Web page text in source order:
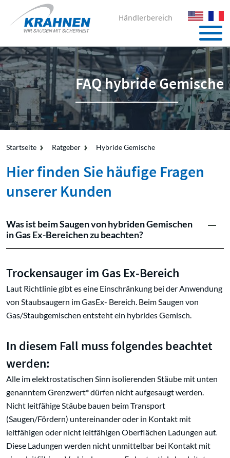
Händlerbereich
FAQ hybride Gemische
Startseite Ratgeber Hybride Gemische
Hier finden Sie häufige Fragen
unserer Kunden
Was ist beim Saugen von hybriden Gemischen
in Gas Ex-Bereichen zu beachten?
Trockensauger im Gas Ex-Bereich
Laut Richtlinie gibt es eine Einschränkung bei der Anwendung
von Staubsaugern im GasEx- Bereich. Beim Saugen von
Gas/Staubgemischen entsteht ein hybrides Gemisch.
In diesem Fall muss folgendes beachtet
werden:
Alle im elektrostatischen Sinn isolierenden Stäube mit unten
genanntem Grenzwert* dürfen nicht aufgesaugt werden.
Nicht leitfähige Stäube bauen beim Transport
(Saugen/Fördern) untereinander oder in Kontakt mit
leitfähigen oder nicht leitfähigen Oberflächen Ladungen auf.
Diese Ladungen werden nicht unmittelbar bei Kontakt mit